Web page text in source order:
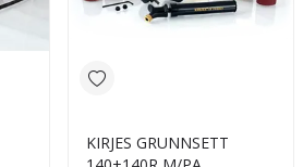
KIRJES GRUNNSETT